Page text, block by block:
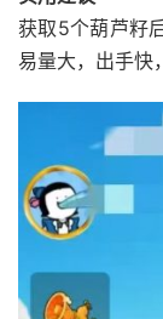
获取5个葫芦籽
易量大，出手快